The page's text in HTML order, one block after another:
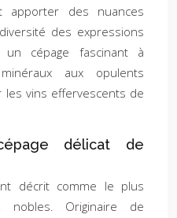
des nuances
des expressions
cépage fascinant à
aux opulents
les vins effervescents de
délicat de
décrit comme le plus
nobles. Originaire de